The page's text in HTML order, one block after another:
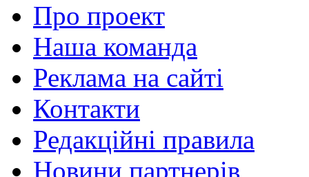
Про проект
Наша команда
Реклама на сайті
Контакти
Редакційні правила
Новини партнерів